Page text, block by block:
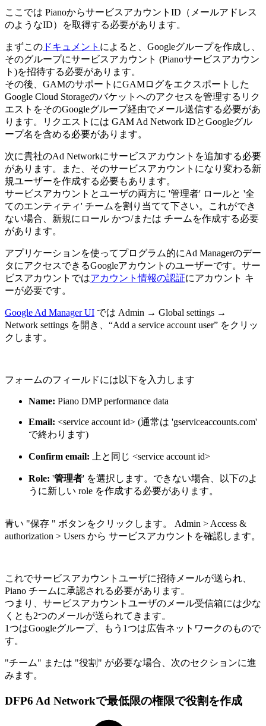
ここでは PianoからサービスアカウントID（メールアドレス
のようなID）を取得する必要があります。
まずこの ドキュメント によると、Googleグループを作成し、
そのグループにサービスアカウント (Pianoサービスアカウン
ト)を招待する必要があります。
その後、GAMのサポートにGAMログをエクスポートした
Google Cloud Storageのバケットへのアクセスを管理するリク
エストをそのGoogleグループ経由でメール送信する必要があ
ります。リクエストには GAM Ad Network IDとGoogleグル
ープ名を含める必要があります。
次に貴社のAd Networkにサービスアカウントを追加する必要
があります。また、そのサービスアカウントになり変わる新
規ユーザーを作成する必要もあります。
サービスアカウントとユーザの両方に '管理者' ロールと '全
てのエンティティ' チームを割り当てて下さい。これができ
ない場合、新規にロール かつ/または チームを作成する必要
があります。
アプリケーションを使ってプログラム的にAd Managerのデー
タにアクセスできるGoogleアカウントのユーザーです。サー
ビスアカウントではアカウント情報の認証にアカウント キ
ーが必要です。
Google Ad Manager UI では Admin → Global settings →
Network settings を開き、 “Add a service account user” をクリッ
クします。
フォームのフィールドには以下を入力します
Name: Piano DMP performance data
Email: <service account id> (通常は 'gserviceaccounts.com'
で終わります)
Confirm email: 上と同じ <service account id>
Role: '管理者' を選択します。できない場合、以下のよ
うに新しい role を作成する必要があります。
青い "保存 " ボタンをクリックします。 Admin > Access &
authorization > Users から サービスアカウントを確認します。
これでサービスアカウントユーザに招待メールが送られ、
Piano チームに承認される必要があります。
つまり、サービスアカウントユーザのメール受信箱には少な
くとも2つのメールが送られてきます。
1つはGoogleグループ、もう1つは広告ネットワークのもので
す。
"チーム" または "役割" が必要な場合、次のセクションに進
みます。
DFP6 Ad Networkで最低限の権限で役割を作成